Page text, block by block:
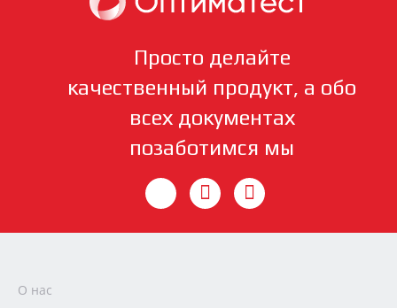
Просто делайте
качественный продукт, а обо
всех документах
позаботимся мы
О нас